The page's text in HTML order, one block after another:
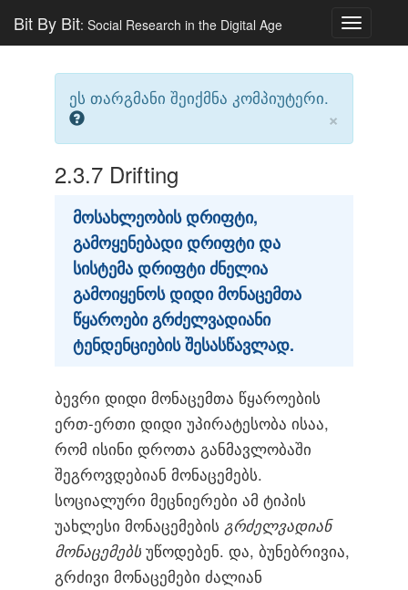
Toggle
Bit By Bit: Social Research in the Digital Age
ეს თარგმანი შეიქმნა კომპიუტერი.
×
2.3.7 Drifting
მოსახლეობის დრიფტი,
გამოყენებადი დრიფტი და
სისტემა დრიფტი ძნელია
გამოიყენოს დიდი მონაცემთა
წყაროები გრძელვადიანი
ტენდენციების შესასწავლად.
ბევრი დიდი მონაცემთა წყაროების
ერთ-ერთი დიდი უპირატესობა ისაა,
რომ ისინი დროთა განმავლობაში
შეგროვდებიან მონაცემებს.
სოციალური მეცნიერები ამ ტიპის
უახლესი მონაცემების გრძელვადიან
მონაცემებს უწოდებენ. და, ბუნებრივია,
გრძივი მონაცემები ძალიან